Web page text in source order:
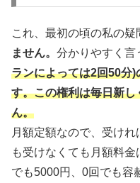
これ、最初の頃の私の疑
ません。 分かりやすく言
ランによっては2回50分
す。この権利は毎日新
ん。
月額定額なので、受け
も受けなくても月額料
でも5000円、0回でも容